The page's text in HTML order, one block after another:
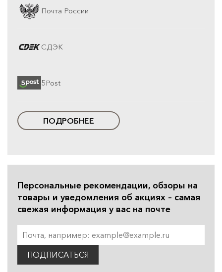
Почта России
СДЭК
5Post
ПОДРОБНЕЕ
Персональные рекомендации, обзоры на
товары и уведомления об акциях – самая
свежая информация у вас на почте
ПОДПИСАТЬСЯ